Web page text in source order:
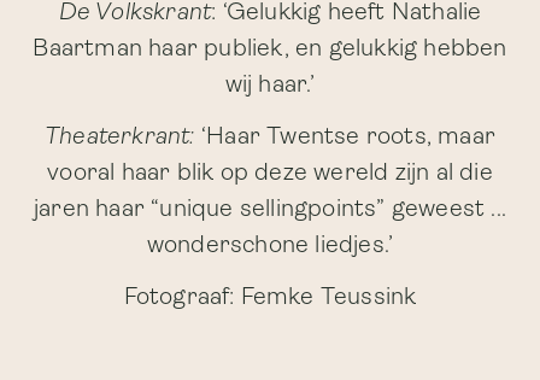
De Volkskrant: ‘Gelukkig heeft Nathalie
Baartman haar publiek, en gelukkig hebben
wij haar.’
Theaterkrant: ‘Haar Twentse roots, maar
vooral haar blik op deze wereld zijn al die
jaren haar “unique sellingpoints” geweest ...
wonderschone liedjes.’
Fotograaf: Femke Teussink